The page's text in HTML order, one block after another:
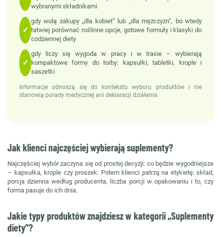
wybranymi składnikami
✓
gdy wolą zakupy „dla kobiet” lub „dla mężczyzn”, bo wtedy
łatwiej porównać roślinne opcje, gotowe formuły i klasyki do
codziennej diety
✓
gdy liczy się wygoda w pracy i w trasie – wybierają
kompaktowe formy do torby: kapsułki, tabletki, krople i
saszetki
Informacje odnoszą się do kontekstu wyboru produktów i nie
stanowią porady medycznej ani deklaracji działania.
Jak klienci najczęściej wybierają suplementy?
Najczęściej wybór zaczyna się od prostej decyzji: co będzie wygodniejsze
– kapsułka, krople czy proszek. Potem klienci patrzą na etykietę: skład,
porcja dzienna według producenta, liczba porcji w opakowaniu i to, czy
forma pasuje do ich dnia.
Jakie typy produktów znajdziesz w kategorii „Suplementy
diety”?